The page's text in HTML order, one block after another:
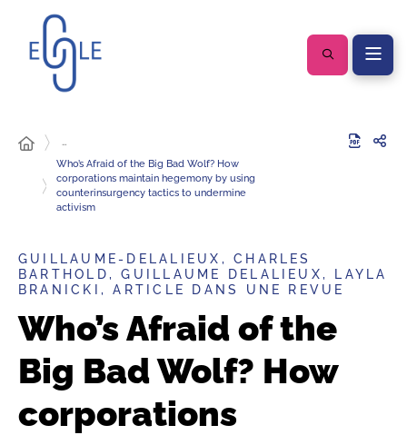
…
Who’s Afraid of the Big Bad Wolf? How
corporations maintain hegemony by using
counterinsurgency tactics to undermine
activism
GUILLAUME-DELALIEUX, CHARLES
BARTHOLD, GUILLAUME DELALIEUX, LAYLA
BRANICKI, ARTICLE DANS UNE REVUE
Who’s Afraid of the
Big Bad Wolf? How
corporations